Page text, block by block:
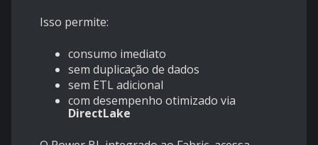
Isso permite:
consumo imediato
sem duplicação de dados
sem ETL adicional
com desempenho otimizado via
DirectLake